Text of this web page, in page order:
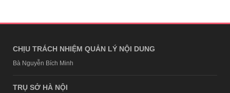
CHỊU TRÁCH NHIỆM QUẢN LÝ NỘI DUNG
Bà Nguyễn Bích Minh
TRỤ SỞ HÀ NỘI